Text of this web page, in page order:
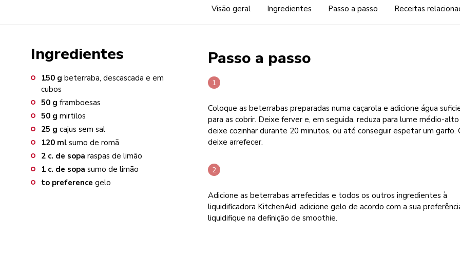
Visão geral Ingredientes Passo a passo Receitas
Ingredientes
150 g beterraba, descascada e em
cubos
50 g framboesas
50 g mirtilos
25 g cajus sem sal
120 ml sumo de romã
2 c. de sopa raspas de limão
1 c. de sopa sumo de limão
to preference gelo
Passo a passo
Coloque as beterrabas preparadas numa caçarola e adicione água
para as cobrir. Deixe ferver e, em seguida, reduza para lume médio-
deixe cozinhar durante 20 minutos, ou até conseguir espetar um garfo.
deixe arrefecer.
Adicione as beterrabas arrefecidas e todos os outros ingredientes à
liquidificadora KitchenAid, adicione gelo de acordo com a sua
liquidifique na definição de smoothie.